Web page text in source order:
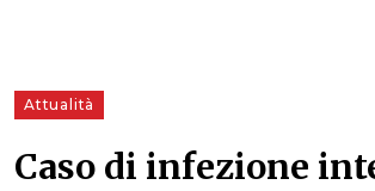
Attualità
Caso di infezione